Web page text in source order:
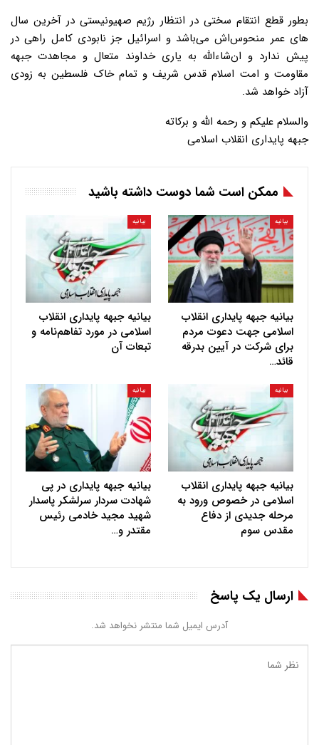
بطور قطع انتقام سختی در انتظار رژیم صهیونیستی در آخرین سال
های عمر منحوس‌اش می‌باشد و اسرائیل جز نابودی کامل راهی در
پیش ندارد و ان‌شاءالله به یاری خداوند متعال و مجاهدت جبهه
مقاومت و امت اسلام قدس شریف و تمام خاک فلسطین به زودی
آزاد خواهد شد.
والسلام علیکم و رحمه الله و برکاته
جبهه پایداری انقلاب اسلامی
ممکن است شما دوست داشته باشید
بیانیه
بیانیه جبهه پایداری انقلاب
اسلامی جهت دعوت مردم
برای شرکت در آیین بدرقه
قائد…
بیانیه
بیانیه جبهه پایداری انقلاب
اسلامی در مورد تفاهم‌نامه و
تبعات آن
بیانیه
بیانیه جبهه پایداری انقلاب
اسلامی در خصوص ورود به
مرحله جدیدی از دفاع
مقدس سوم
بیانیه
بیانیه جبهه پایداری در پی
شهادت سردار سرلشکر پاسدار
شهید مجید خادمی رئیس
مقتدر و…
ارسال یک پاسخ
آدرس ایمیل شما منتشر نخواهد شد.